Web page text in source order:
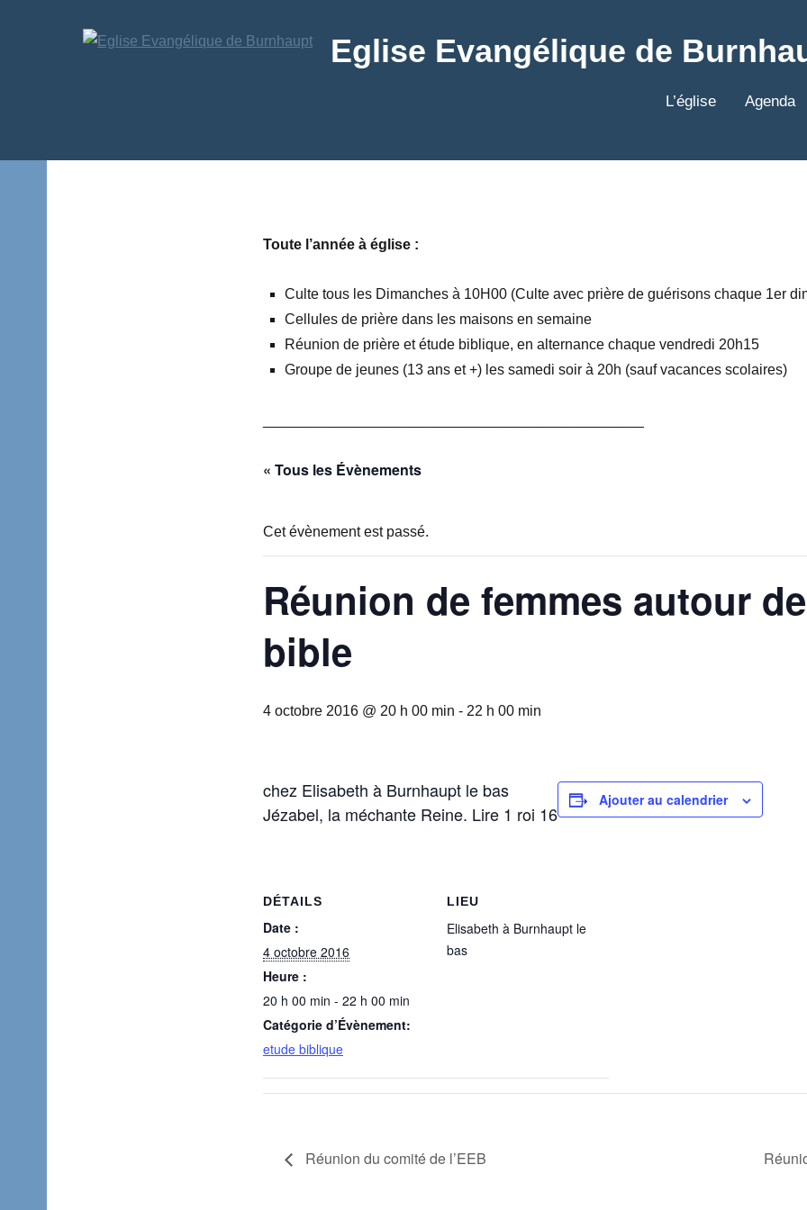
Eglise Evangélique de
Texte
L’église Agenda
Toute l’année à église :
Culte tous les Dimanches à 10H00 (Culte avec prière de guérisons chaque 1er
Cellules de prière dans les maisons en semaine
Réunion de prière et étude biblique, en alternance chaque vendredi 20h15
Groupe de jeunes (13 ans et +) les samedi soir à 20h (sauf vacances scolaires)
« Tous les Évènements
Cet évènement est passé.
Réunion de femmes autour
bible
4 octobre 2016 @ 20 h 00 min - 22 h 00 min
chez Elisabeth à Burnhaupt le bas
Jézabel, la méchante Reine. Lire 1 roi 16
Ajouter au calendrier
DÉTAILS
Date :
4 octobre 2016
Heure :
20 h 00 min - 22 h 00 min
Catégorie d’Évènement:
etude biblique
LIEU
Elisabeth à Burnhaupt le
bas
Réunion du comité de l’EEB